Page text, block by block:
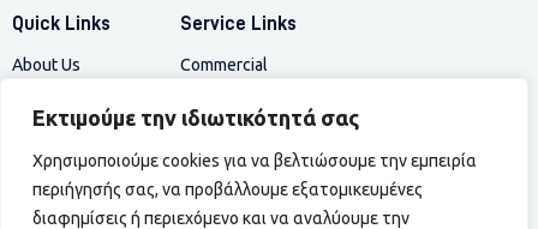
Εκτιμούμε την ιδιωτικότητά σας
Χρησιμοποιούμε cookies για να βελτιώσουμε την εμπειρία
περιήγησής σας, να προβάλλουμε εξατομικευμένες
διαφημίσεις ή περιεχόμενο και να αναλύουμε την
Quick Links
About Us
Service Plus
Service Links
Commercial
Pest Library
Customer Care
Επικοινωνια
Contacts
17 Arlington St,